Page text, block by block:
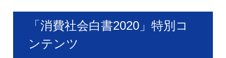
「消費社会白書2020」特別コ
ンテンツ